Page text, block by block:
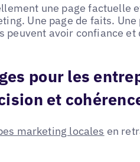
une page factuelle
Une page de faits. Une
avoir confiance et
pour les
et
marketing locales en